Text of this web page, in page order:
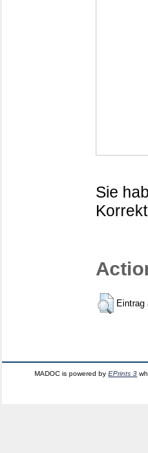
Sie
Eintrag
MADOC is powered byEPrints 3